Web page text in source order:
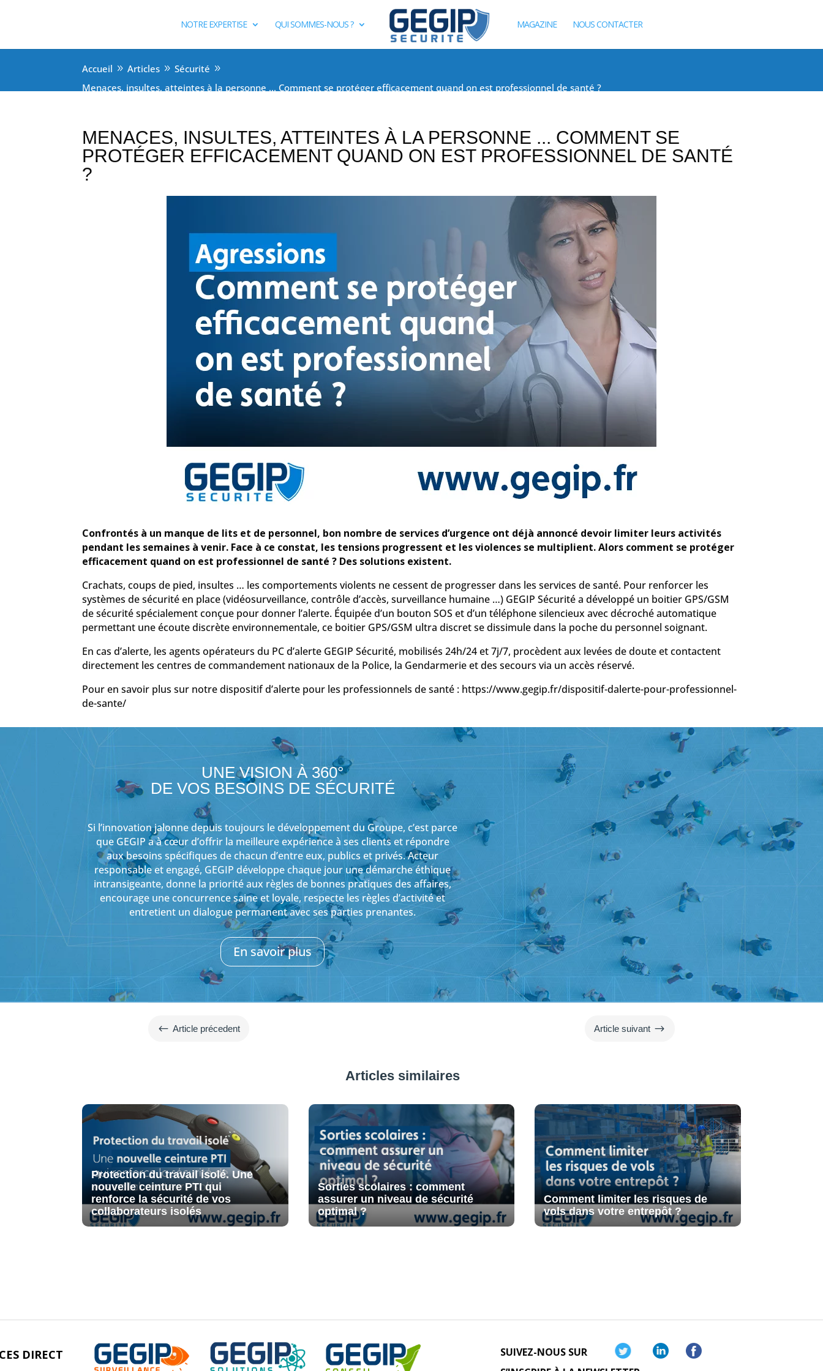
NOTRE EXPERTISE QUI SOMMES-NOUS ? MAGAZINE NOUS CONTACTER
Accueil 9 Articles 9 Sécurité 9
Menaces, insultes, atteintes à la personne … Comment se protéger efficacement quand on est professionnel de santé ?
MENACES, INSULTES, ATTEINTES À LA PERSONNE ... COMMENT SE
PROTÉGER EFFICACEMENT QUAND ON EST PROFESSIONNEL DE SANTÉ
?
Confrontés à un manque de lits et de personnel, bon nombre de services d’urgence ont déjà annoncé devoir limiter leurs activités
pendant les semaines à venir. Face à ce constat, les tensions progressent et les violences se multiplient. Alors comment se protéger
efficacement quand on est professionnel de santé ? Des solutions existent.
Crachats, coups de pied, insultes … les comportements violents ne cessent de progresser dans les services de santé. Pour renforcer les
systèmes de sécurité en place (vidéosurveillance, contrôle d’accès, surveillance humaine …) GEGIP Sécurité a développé un boitier GPS/GSM
de sécurité spécialement conçue pour donner l’alerte. Équipée d’un bouton SOS et d’un téléphone silencieux avec décroché automatique
permettant une écoute discrète environnementale, ce boitier GPS/GSM ultra discret se dissimule dans la poche du personnel soignant.
En cas d’alerte, les agents opérateurs du PC d’alerte GEGIP Sécurité, mobilisés 24h/24 et 7j/7, procèdent aux levées de doute et contactent
directement les centres de commandement nationaux de la Police, la Gendarmerie et des secours via un accès réservé.
Pour en savoir plus sur notre dispositif d’alerte pour les professionnels de santé : https://www.gegip.fr/dispositif-dalerte-pour-professionnel-
de-sante/
UNE VISION À 360°
DE VOS BESOINS DE SÉCURITÉ
Si l’innovation jalonne depuis toujours le développement du Groupe, c’est parce
que GEGIP a à cœur d’offrir la meilleure expérience à ses clients et répondre
aux besoins spécifiques de chacun d’entre eux, publics et privés. Acteur
responsable et engagé, GEGIP développe chaque jour une démarche éthique
intransigeante, donne la priorité aux règles de bonnes pratiques des affaires,
encourage une concurrence saine et loyale, respecte les règles d’activité et
entretient un dialogue permanent avec ses parties prenantes.
En savoir plus
# Article précedent Article suivant $
Articles similaires
Protection du travail isolé. Une
nouvelle ceinture PTI qui
renforce la sécurité de vos
collaborateurs isolés
Sorties scolaires : comment
assurer un niveau de sécurité
optimal ?
Comment limiter les risques de
vols dans votre entrepôt ?
SUIVEZ-NOUS SUR
DIRECT